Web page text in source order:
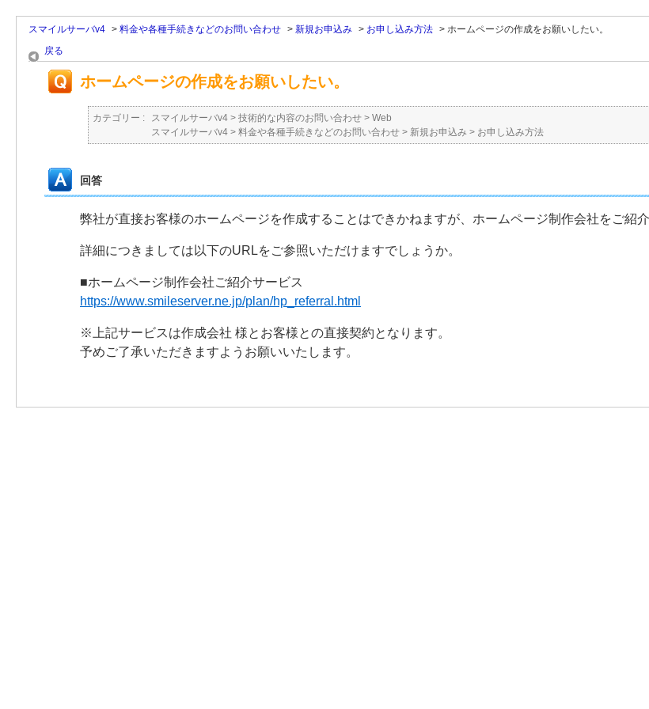
スマイルサーバv4 > 料金や各種手続きなどのお問い合わせ > 新規お申込み > お申し込み方法 > ホームページの作成をお願いしたい。
戻る
ホームページの作成をお願いしたい。
カテゴリー : スマイルサーバv4 > 技術的な内容のお問い合わせ > Web
スマイルサーバv4 > 料金や各種手続きなどのお問い合わせ > 新規お申込み > お申し込み方法
回答
弊社が直接お客様のホームページを作成することはできかねますが、ホームページ制作会社をご紹
詳細につきましては以下のURLをご参照いただけますでしょうか。
■ホームページ制作会社ご紹介サービス
https://www.smileserver.ne.jp/plan/hp_referral.html
※上記サービスは作成会社 様とお客様との直接契約となります。
予めご了承いただきますようお願いいたします。